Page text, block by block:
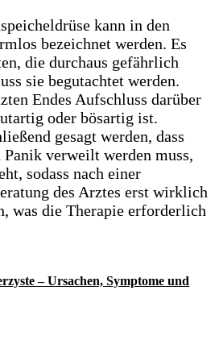
kann in den
bezeichnet werden. Es
die durchaus gefährlich
sie begutachtet werden.
Endes Aufschluss darüber
oder bösartig ist.
gesagt werden, dass
verweilt werden muss,
sodass nach einer
des Arztes erst wirklich
was die Therapie erforderlich
– Ursachen, Symptome und